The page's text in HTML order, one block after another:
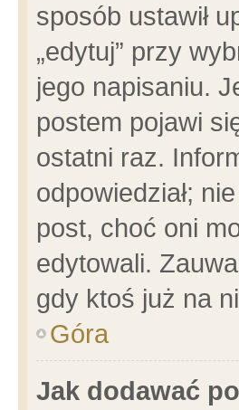
sposób ustawił
„edytuj” przy
jego napisaniu.
postem pojawi
ostatni raz.
odpowiedział;
post, choć oni
edytowali.
gdy ktoś już na
Góra
Jak dodawać